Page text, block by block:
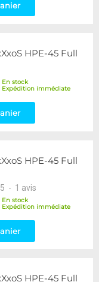
HPE-45 Full
En stock
Expédition immédiate
HPE-45 Full
5 - 1 avis
En stock
Expédition immédiate
HPE-45 Full